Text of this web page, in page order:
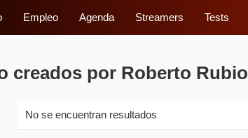
Empleo Agenda Streamers Tests
creados por Roberto Rubio
No se encuentran resultados